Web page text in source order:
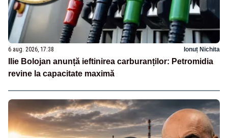
6 aug. 2026, 17:38 Ionuț Nichita
Ilie Bolojan anunță ieftinirea carburanților: Petromidia
revine la capacitate maximă